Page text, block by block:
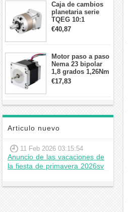
Caja de cambios
planetaria serie
TQEG 10:1
contragolpe 15
arcmin para motor
€40,87
Motor paso a paso
Nema 23 bipolar
1,8 grados 1,26Nm
2,8A 2,5V
57x57x56mm 4
€17,83
Articulo nuevo
11 Feb 2026 03:15:54
Anuncio de las vacaciones de
la fiesta de primavera 2026sv